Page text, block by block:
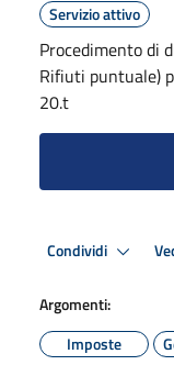
Servizio attivo
Procedimento di
Rifiuti puntuale)
20.t
Condividi
Argomenti:
Imposte